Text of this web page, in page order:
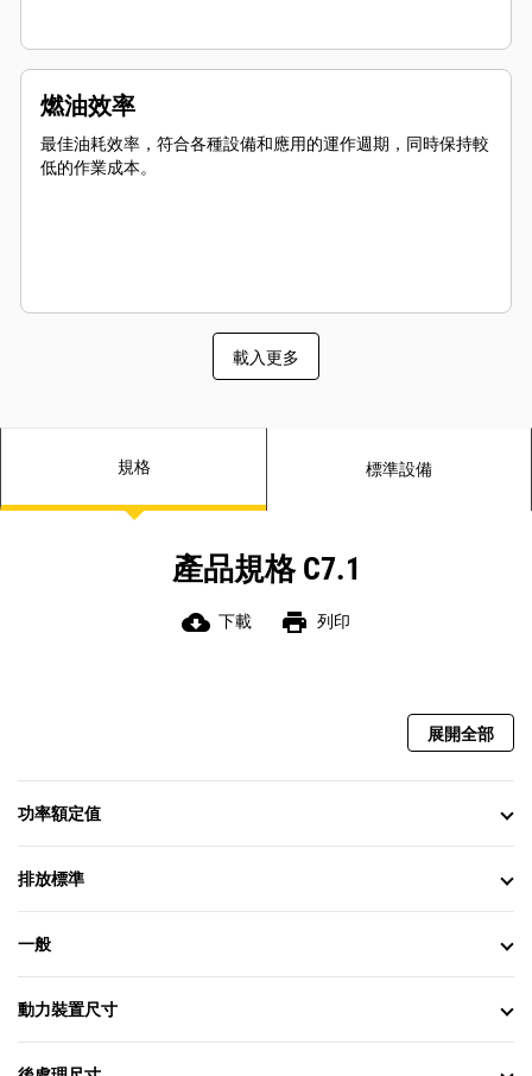
燃油效率
最佳油耗效率，符合各種設備和應用的運作週期，同時保持較
低的作業成本。
載入更多
規格 標準設備
產品規格 C7.1
cloud_download 下載 print 列印
展開全部
功率額定值
排放標準
一般
動力裝置尺寸